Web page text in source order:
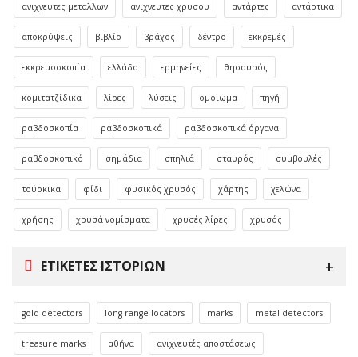
ανιχνευτες μεταλλων ανιχνευτες χρυσου αντάρτες αντάρτικα
αποκρύψεις βιβλίο βράχος δέντρο εκκρεμές
εκκρεμοσκοπία ελλάδα ερμηνείες θησαυρός
κομιτατζίδικα λίρες λύσεις ομοιωμα πηγή
ραβδοσκοπία ραβδοσκοπικά ραβδοσκοπικά όργανα
ραβδοσκοπικό σημάδια σπηλιά σταυρός συμβουλές
τούρκικα φίδι φυσικός χρυσός χάρτης χελώνα
χρήσης χρυσά νομίσματα χρυσές λίρες χρυσός
ΕΤΙΚΈΤΕΣ ΙΣΤΟΡΙΏΝ
gold detectors long range locators marks metal detectors
treasure marks αθήνα ανιχνευτές αποστάσεως